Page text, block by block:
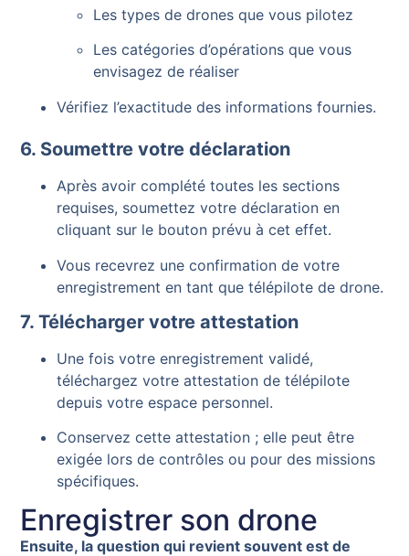
Les types de drones que vous pilotez
Les catégories d’opérations que vous
envisagez de réaliser
Vérifiez l’exactitude des informations fournies.
6. Soumettre votre déclaration
Après avoir complété toutes les sections
requises, soumettez votre déclaration en
cliquant sur le bouton prévu à cet effet.
Vous recevrez une confirmation de votre
enregistrement en tant que télépilote de drone.
7. Télécharger votre attestation
Une fois votre enregistrement validé,
téléchargez votre attestation de télépilote
depuis votre espace personnel.
Conservez cette attestation ; elle peut être
exigée lors de contrôles ou pour des missions
spécifiques.
Enregistrer son drone
Ensuite, la question qui revient souvent est de